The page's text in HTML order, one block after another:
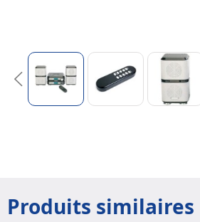
Produits similaires